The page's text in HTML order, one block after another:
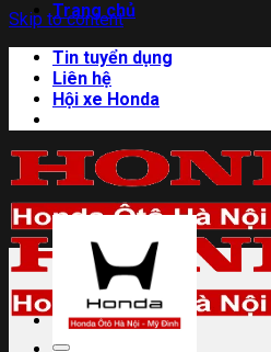
Skip to content
Trang chủ
Tin tuyển dụng
Liên hệ
Hội xe Honda